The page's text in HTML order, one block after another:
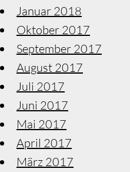
Januar 2018
Oktober 2017
September 2017
August 2017
Juli 2017
Juni 2017
Mai 2017
April 2017
März 2017